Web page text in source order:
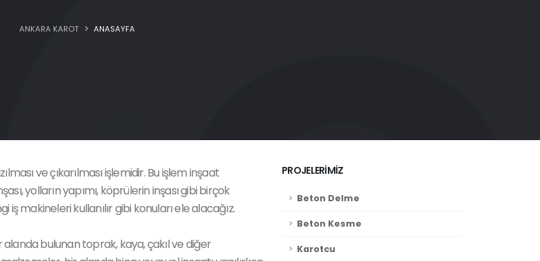
ANKARA KAROT ANASAYFA
ve çıkarılması işlemidir. Bu işlem inşaat
yolların yapımı, köprülerin inşası gibi birçok
iş makineleri kullanılır gibi konuları ele alacağız.
bulunan toprak, kaya, çakıl ve diğer
PROJELERİMİZ
Beton Delme
Beton Kesme
Karotcu